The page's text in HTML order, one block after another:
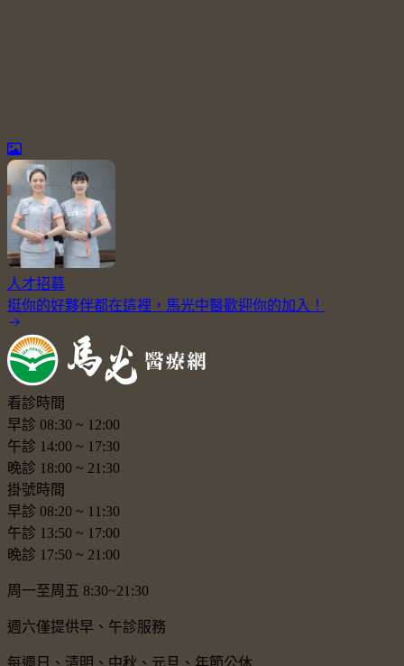
人才招募
挺你的好夥伴都在這裡，馬光中醫歡迎你的加入！
看診時間
早診 08:30 ~ 12:00
午診 14:00 ~ 17:30
晚診 18:00 ~ 21:30
掛號時間
早診 08:20 ~ 11:30
午診 13:50 ~ 17:00
晚診 17:50 ~ 21:00
周一至周五 8:30~21:30
週六僅提供早、午診服務
每週日、清明、中秋、元旦、年節公休